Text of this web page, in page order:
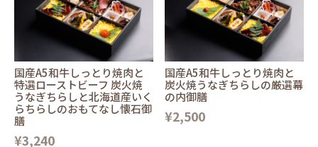
国産A5和牛しっとり焼肉と
特選ローストビーフ 炭火焼
うなぎちらしと北海道産いく
らちらしのおもてなし懐石御
膳
¥3,240
国産A5和牛しっとり焼肉と
炭火焼うなぎちらしの厳選幕
の内御膳
¥2,500